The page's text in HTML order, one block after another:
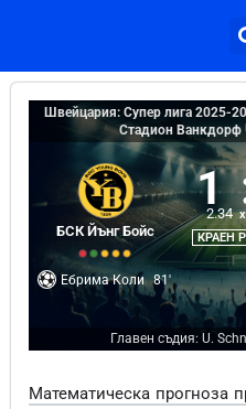
Швейцария: Супер лига 2025-
Стадион Ванкдорф
БСК Йънг Бойс
1
2.34
КРАЕН
Ебрима Коли 81'
Главен съдия: U.
Математическа прогноза